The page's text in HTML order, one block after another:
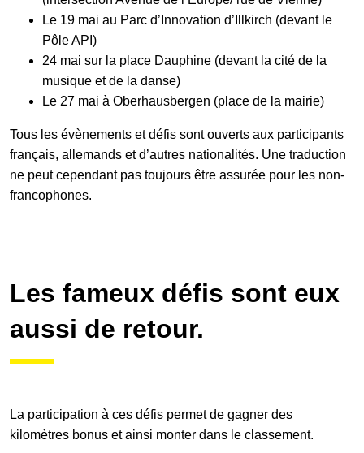
Le 19 mai au Parc d’Innovation d’Illkirch (devant le
Pôle API)
24 mai sur la place Dauphine (devant la cité de la
musique et de la danse)
Le 27 mai à Oberhausbergen (place de la mairie)
Tous les évènements et défis sont ouverts aux participants
français, allemands et d’autres nationalités. Une traduction
ne peut cependant pas toujours être assurée pour les non-
francophones.
Les fameux défis sont eux
aussi de retour.
La participation à ces défis permet de gagner des
kilomètres bonus et ainsi monter dans le classement.